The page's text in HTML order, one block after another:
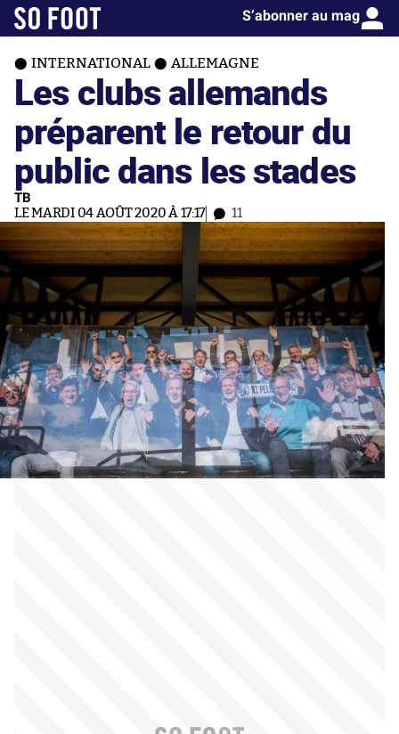
S’abonner au mag
INTERNATIONAL ALLEMAGNE
Les clubs allemands
préparent le retour du
public dans les stades
TB
LE MARDI 04 AOÛT 2020 À 17:17 11